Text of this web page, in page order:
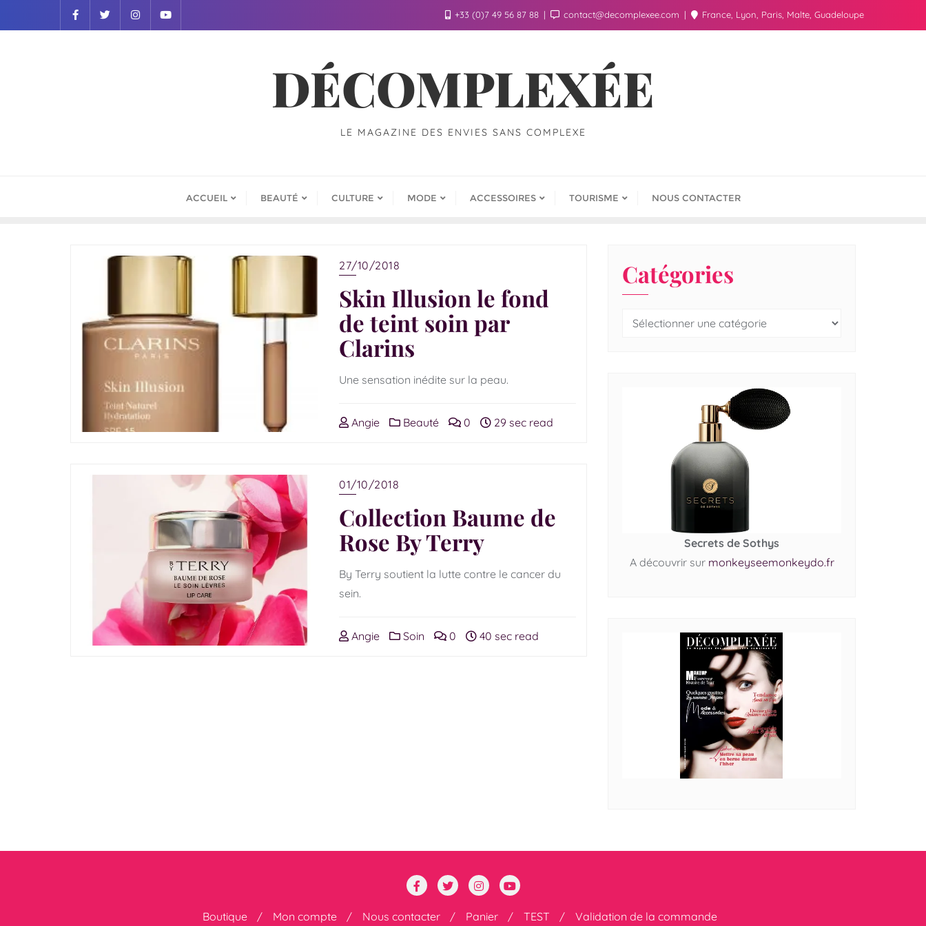
+33 (0)7 49 56 87 88 contact@decomplexee.com France, Lyon, Paris, Malte, Guadeloupe
DÉCOMPLEXÉE
LE MAGAZINE DES ENVIES SANS COMPLEXE
ACCUEIL BEAUTÉ CULTURE MODE ACCESSOIRES TOURISME NOUS CONTACTER
27/10/2018
Skin Illusion le fond
de teint soin par
Clarins
Une sensation inédite sur la peau.
Angie Beauté 0 29 sec read
01/10/2018
Collection Baume de
Rose By Terry
By Terry soutient la lutte contre le cancer du
sein.
Angie Soin 0 40 sec read
Catégories
Secrets de Sothys
A découvrir sur monkeyseemonkeydo.fr
Boutique Mon compte Nous contacter Panier TEST Validation de la commande